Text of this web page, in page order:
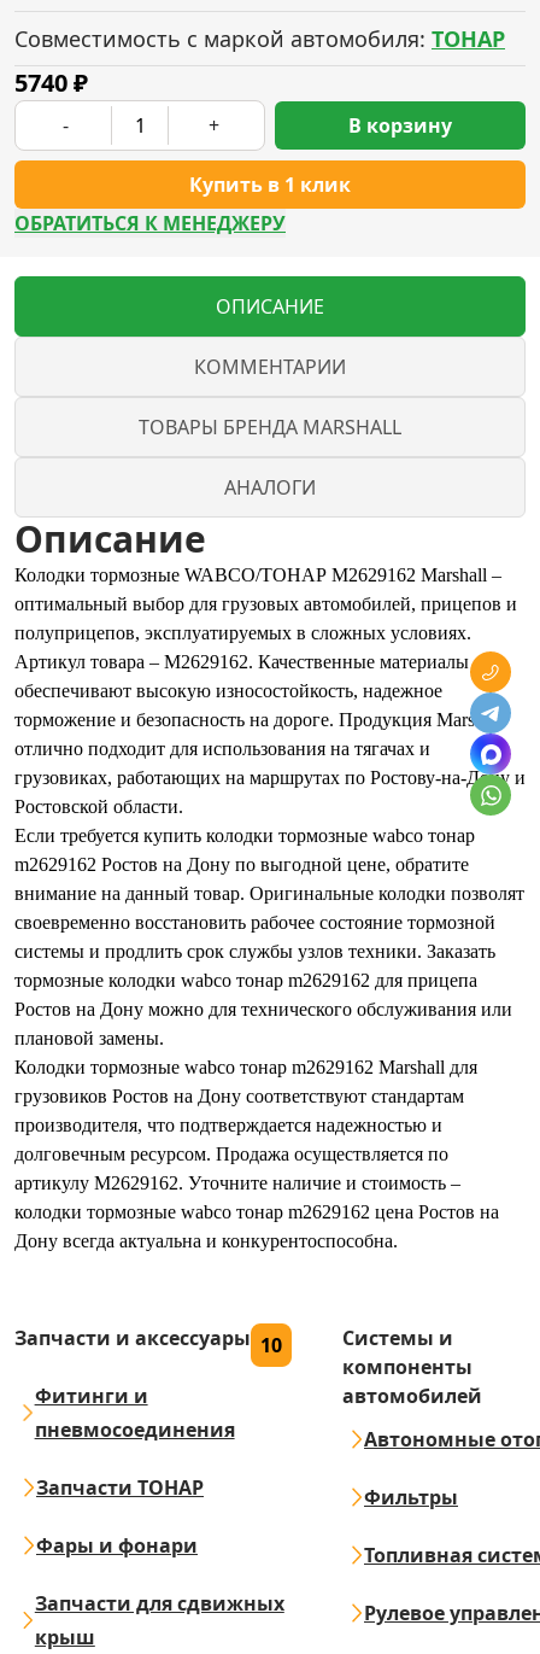
Совместимость с маркой автомобиля: ТОНАР
5740₽
- +
Купить в 1 клик
В корзину
ОБРАТИТЬСЯ К МЕНЕДЖЕРУ
ОПИСАНИЕ
КОММЕНТАРИИ
ТОВАРЫ БРЕНДА MARSHALL
АНАЛОГИ
Описание
Колодки тормозные WABCO/ТОНАР M2629162 Marshall –
оптимальный выбор для грузовых автомобилей, прицепов и
полуприцепов, эксплуатируемых в сложных условиях.
Артикул товара – M2629162. Качественные материалы
обеспечивают высокую износостойкость, надежное
торможение и безопасность на дороге. Продукция Marshall
отлично подходит для использования на тягачах и
грузовиках, работающих на маршрутах по Ростову-на-Дону и
Ростовской области.
Если требуется купить колодки тормозные wabco тонар
m2629162 Ростов на Дону по выгодной цене, обратите
внимание на данный товар. Оригинальные колодки позволят
своевременно восстановить рабочее состояние тормозной
системы и продлить срок службы узлов техники. Заказать
тормозные колодки wabco тонар m2629162 для прицепа
Ростов на Дону можно для технического обслуживания или
плановой замены.
Колодки тормозные wabco тонар m2629162 Marshall для
грузовиков Ростов на Дону соответствуют стандартам
производителя, что подтверждается надежностью и
долговечным ресурсом. Продажа осуществляется по
артикулу M2629162. Уточните наличие и стоимость –
колодки тормозные wabco тонар m2629162 цена Ростов на
Дону всегда актуальна и конкурентоспособна.
Запчасти и аксессуары 10
Фитинги и
пневмосоединения
Запчасти ТОНАР
Фары и фонари
Запчасти для сдвижных
крыш
Системы и
компоненты
автомобилей
Автономные
Фильтры
Топливная
Рулевое